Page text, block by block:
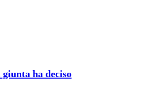
ha deciso